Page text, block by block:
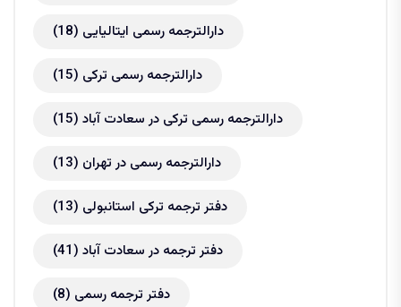
دارالترجمه رسمی ایتالیایی (18)
دارالترجمه رسمی ترکی (15)
دارالترجمه رسمی ترکی در سعادت آباد (15)
دارالترجمه رسمی در تهران (13)
دفتر ترجمه ترکی استانبولی (13)
دفتر ترجمه در سعادت آباد (41)
دفتر ترجمه رسمی (8)